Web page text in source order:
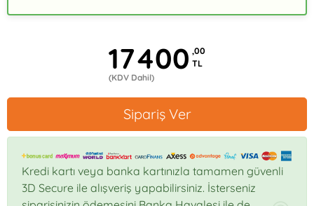
17400 ,00
TL
(KDV Dahil)
Sipariş Ver
Kredi kartı veya banka kartınızla tamamen güvenli
3D Secure ile alışveriş yapabilirsiniz. İsterseniz